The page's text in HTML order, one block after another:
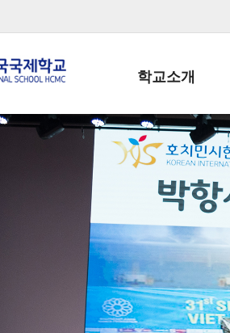
학교소개
학교장인사말
학생회장인사말
학교상징
학교 CI
교직원현황
학생현황
위치/전화